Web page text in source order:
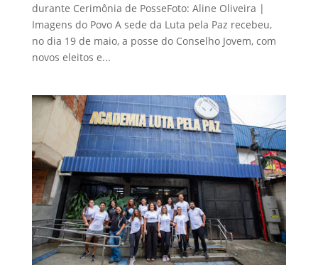
durante Cerimônia de PosseFoto: Aline Oliveira |
Imagens do Povo A sede da Luta pela Paz recebeu,
no dia 19 de maio, a posse do Conselho Jovem, com
novos eleitos e...